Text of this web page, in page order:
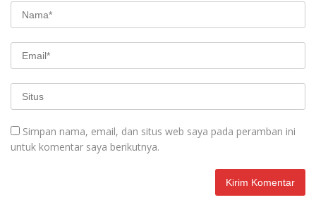
Simpan nama, email, dan situs web saya pada peramban ini
untuk komentar saya berikutnya.